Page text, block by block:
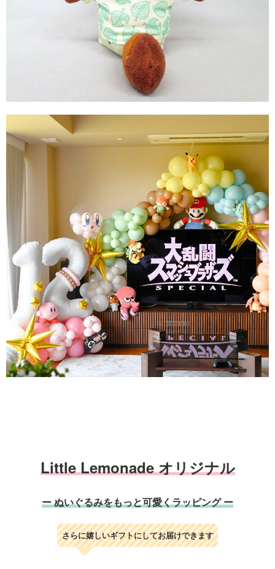
Little Lemonade オリジナル
ー ぬいぐるみをもっと可愛くラッピング ー
さらに嬉しいギフトにしてお届けできます